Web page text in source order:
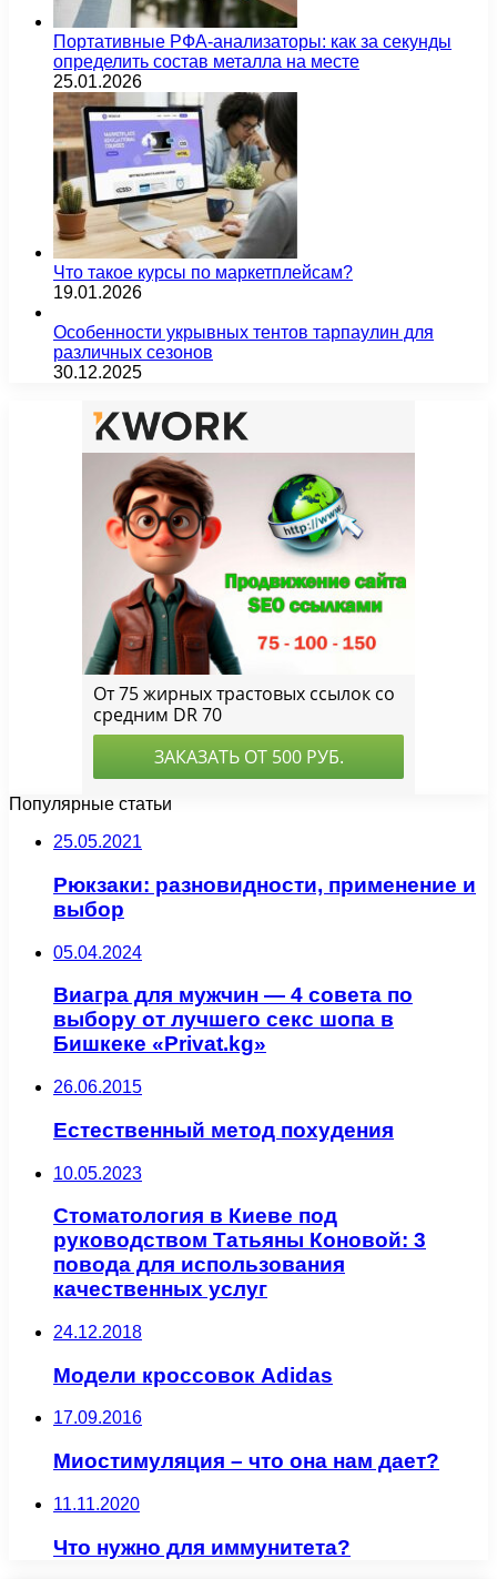
Портативные РФА-анализаторы: как за секунды
определить состав металла на месте
25.01.2026
Что такое курсы по маркетплейсам?
19.01.2026
Особенности укрывных тентов тарпаулин для
различных сезонов
30.12.2025
Популярные статьи
25.05.2021
Рюкзаки: разновидности, применение и
выбор
05.04.2024
Виагра для мужчин — 4 совета по
выбору от лучшего секс шопа в
Бишкеке «Privat.kg»
26.06.2015
Естественный метод похудения
10.05.2023
Стоматология в Киеве под
руководством Татьяны Коновой: 3
повода для использования
качественных услуг
24.12.2018
Модели кроссовок Adidas
17.09.2016
Миостимуляция – что она нам дает?
11.11.2020
Что нужно для иммунитета?